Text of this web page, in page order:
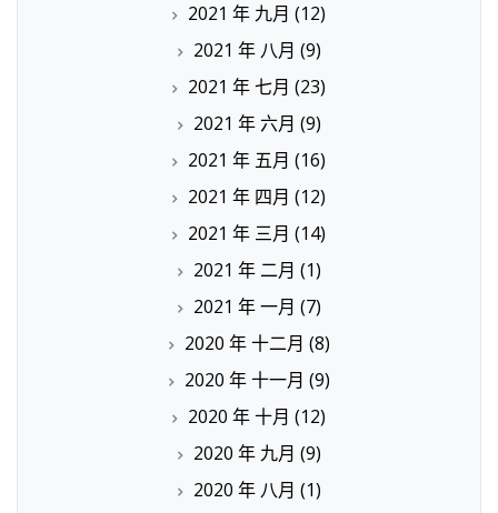
2021 年 九月 (12)
2021 年 八月 (9)
2021 年 七月 (23)
2021 年 六月 (9)
2021 年 五月 (16)
2021 年 四月 (12)
2021 年 三月 (14)
2021 年 二月 (1)
2021 年 一月 (7)
2020 年 十二月 (8)
2020 年 十一月 (9)
2020 年 十月 (12)
2020 年 九月 (9)
2020 年 八月 (1)